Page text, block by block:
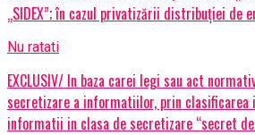
„SIDEX”; în cazul privatizării distribuției de
Nu ratati
EXCLUSIV/ In baza carei legi sau act
secretizare a informatiilor, prin clasificarea
informatii in clasa de secretizare “secret